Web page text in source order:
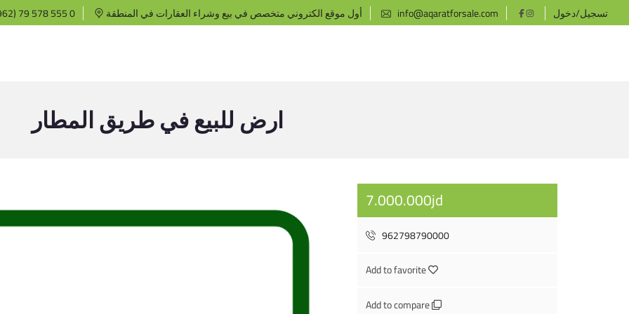
79 578 555 0 أول موقع الكتروني متخصص في بيع وشراء العقارات في المنطقة info@aqaratforsale.com تسجيل/دخول
ارض للبيع في طريق المطار
7.000.000jd
962798790000
Add to favorite
Add to compare